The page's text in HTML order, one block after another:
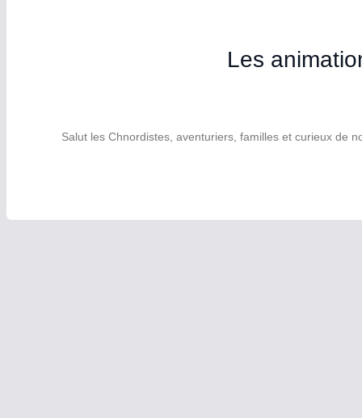
Les
Salut les Chnordistes, aventuriers, familles et curieux de